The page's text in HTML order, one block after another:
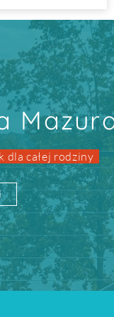
dla całej rodziny